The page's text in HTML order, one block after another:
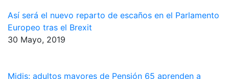
Así será el nuevo reparto de escaños en el Parlamento
Europeo tras el Brexit
30 Mayo, 2019
Midis: adultos mayores de Pensión 65 aprenden a